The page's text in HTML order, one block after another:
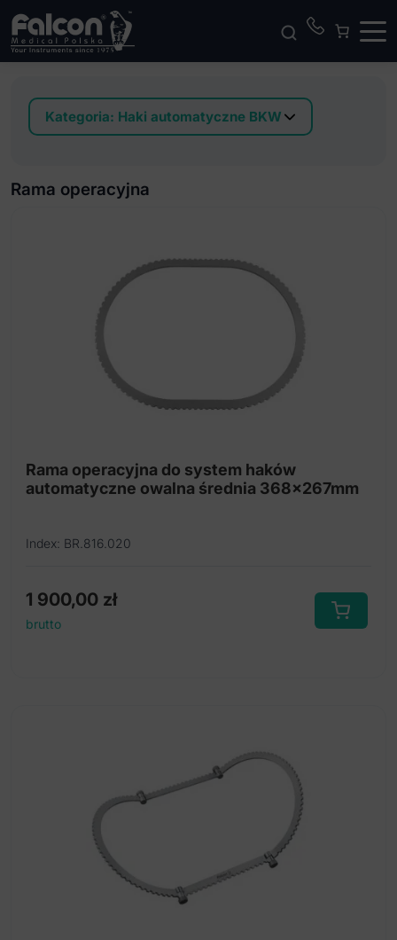
Kategoria: Haki automatyczne BKW
Łyżka brzuszna haków automatyczne
Ramię horyzontalne
Ramię pionowe
Zaczep do łyżek
Rama operacyjna
Rama operacyjna do system haków
automatyczne owalna średnia 368x267mm
Index: BR.816.020
1 900,00 zł
brutto